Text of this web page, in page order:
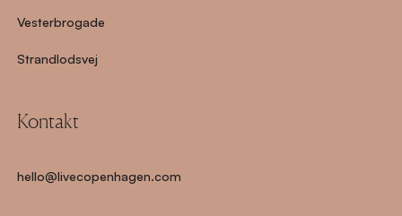
Vesterbrogade
Strandlodsvej
Kontakt
hello@livecopenhagen.com